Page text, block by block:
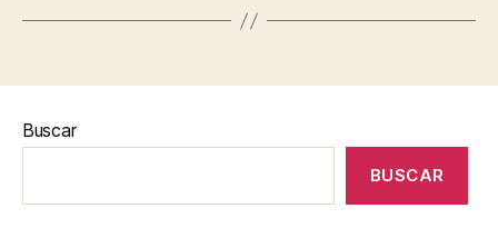
Buscar
BUSCAR